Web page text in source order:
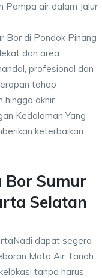
Pompa air dalam Jalur
Bor di Pondok Pinang
dan area
profesional dan
tahap
hingga akhir
Kedalaman Yang
keterbaikan
Bor Sumur
Selatan
dapat segera
Mata Air Tanah
tanpa harus